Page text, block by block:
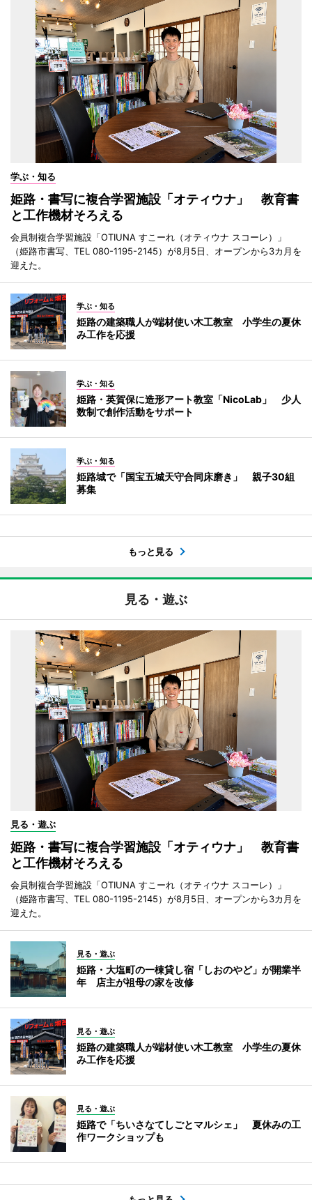
学ぶ・知る
姫路・書写に複合学習施設「オティウナ」 教育書
と工作機材そろえる
会員制複合学習施設「OTIUNA すこーれ（オティウナ スコーレ）」
（姫路市書写、TEL 080-1195-2145）が8月5日、オープンから3カ月を
迎えた。
学ぶ・知る
姫路の建築職人が端材使い木工教室 小学生の夏休
み工作を応援
学ぶ・知る
姫路・英賀保に造形アート教室「NicoLab」 少人
数制で創作活動をサポート
学ぶ・知る
姫路城で「国宝五城天守合同床磨き」 親子30組
募集
もっと見る
見る・遊ぶ
見る・遊ぶ
姫路・書写に複合学習施設「オティウナ」 教育書
と工作機材そろえる
会員制複合学習施設「OTIUNA すこーれ（オティウナ スコーレ）」
（姫路市書写、TEL 080-1195-2145）が8月5日、オープンから3カ月を
迎えた。
見る・遊ぶ
姫路・大塩町の一棟貸し宿「しおのやど」が開業半
年 店主が祖母の家を改修
見る・遊ぶ
姫路の建築職人が端材使い木工教室 小学生の夏休
み工作を応援
見る・遊ぶ
姫路で「ちいさなてしごとマルシェ」 夏休みの工
作ワークショップも